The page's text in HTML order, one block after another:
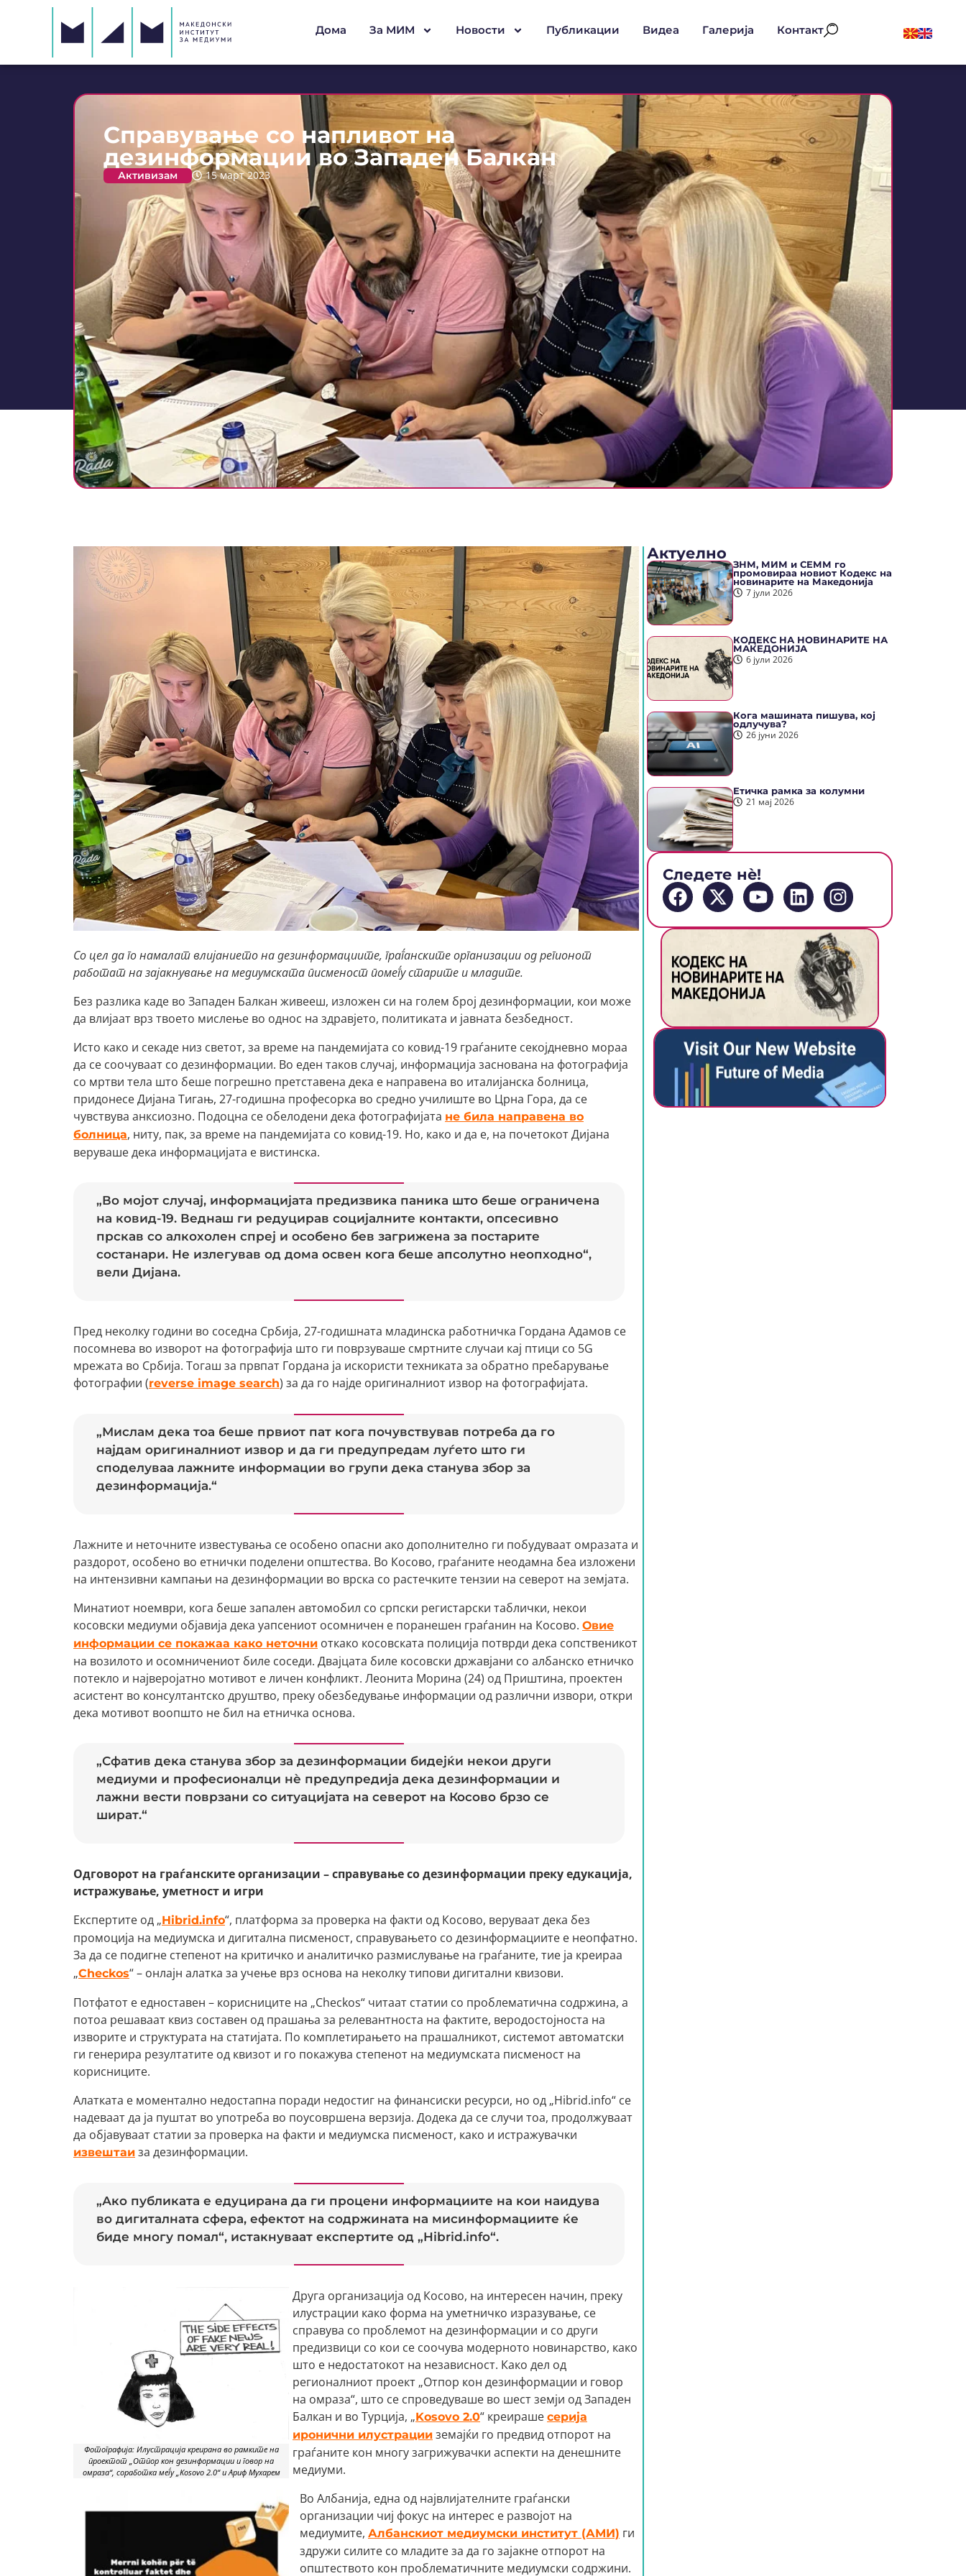
Дома За МИМ Новости Публикации Видеа Галерија Контакт
Справување со напливот на
дезинформации во Западен Балкан
Активизам 15 март 2023
Со цел да го намалат влијанието на дезинформациите, граѓанските организации од регионот
работат на зајакнување на медиумската писменост помеѓу старите и младите.
Без разлика каде во Западен Балкан живееш, изложен си на голем број дезинформации, кои може
да влијаат врз твоето мислење во однос на здравјето, политиката и јавната безбедност.
Исто како и секаде низ светот, за време на пандемијата со ковид-19 граѓаните секојдневно мораа
да се соочуваат со дезинформации. Во еден таков случај, информација заснована на фотографија
со мртви тела што беше погрешно претставена дека е направена во италијанска болница,
придонесе Дијана Тигањ, 27-годишна професорка во средно училиште во Црна Гора, да се
чувствува анксиозно. Подоцна се обелодени дека фотографијата не била направена во
болница, ниту, пак, за време на пандемијата со ковид-19. Но, како и да е, на почетокот Дијана
веруваше дека информацијата е вистинска.
„Во мојот случај, информацијата предизвика паника што беше ограничена
на ковид-19. Веднаш ги редуцирав социјалните контакти, опсесивно
прскав со алкохолен спреј и особено бев загрижена за постарите
состанари. Не излегував од дома освен кога беше апсолутно неопходно“,
вели Дијана.
Пред неколку години во соседна Србија, 27-годишната младинска работничка Гордана Адамов се
посомнева во изворот на фотографија што ги поврзуваше смртните случаи кај птици со 5G
мрежата во Србија. Тогаш за првпат Гордана ја искористи техниката за обратно пребарување
фотографии (reverse image search) за да го најде оригиналниот извор на фотографијата.
„Мислам дека тоа беше првиот пат кога почувствував потреба да го
најдам оригиналниот извор и да ги предупредам луѓето што ги
споделуваа лажните информации во групи дека станува збор за
дезинформација.“
Лажните и неточните известувања се особено опасни ако дополнително ги побудуваат омразата и
раздорот, особено во етнички поделени општества. Во Косово, граѓаните неодамна беа изложени
на интензивни кампањи на дезинформации во врска со растечките тензии на северот на земјата.
Минатиот ноември, кога беше запален автомобил со српски регистарски таблички, некои
косовски медиуми објавија дека уапсениот осомничен е поранешен граѓанин на Косово. Овие
информации се покажаа како неточни откако косовската полиција потврди дека сопственикот
на возилото и осомничениот биле соседи. Двајцата биле косовски државјани со албанско етничко
потекло и најверојатно мотивот е личен конфликт. Леонита Морина (24) од Приштина, проектен
асистент во консултантско друштво, преку обезбедување информации од различни извори, откри
дека мотивот воопшто не бил на етничка основа.
„Сфатив дека станува збор за дезинформации бидејќи некои други
медиуми и професионалци нè предупредија дека дезинформации и
лажни вести поврзани со ситуацијата на северот на Косово брзо се
шират.“
Одговорот на граѓанските организации – справување со дезинформации преку едукација,
истражување, уметност и игри
Експертите од „Hibrid.info“, платформа за проверка на факти од Косово, веруваат дека без
промоција на медиумска и дигитална писменост, справувањето со дезинформациите е неопфатно.
За да се подигне степенот на критичко и аналитичко размислување на граѓаните, тие ја креираа
„Checkos“ – онлајн алатка за учење врз основа на неколку типови дигитални квизови.
Потфатот е едноставен – корисниците на „Checkos“ читаат статии со проблематична содржина, а
потоа решаваат квиз составен од прашања за релевантноста на фактите, веродостојноста на
изворите и структурата на статијата. По комплетирањето на прашалникот, системот автоматски
ги генерира резултатите од квизот и го покажува степенот на медиумската писменост на
корисниците.
Алатката е моментално недостапна поради недостиг на финансиски ресурси, но од „Hibrid.info“ се
надеваат да ја пуштат во употреба во поусовршена верзија. Додека да се случи тоа, продолжуваат
да објавуваат статии за проверка на факти и медиумска писменост, како и истражувачки
извештаи за дезинформации.
„Ако публиката е едуцирана да ги процени информациите на кои наидува
во дигиталната сфера, ефектот на содржината на мисинформациите ќе
биде многу помал“, истакнуваат експертите од „Hibrid.info“.
Фотографија: Илустрација креирана во рамките на
проектот „Отпор кон дезинформации и говор на
омраза“, соработка меѓу „Kosovo 2.0“ и Ариф Мухарем
Друга организација од Косово, на интересен начин, преку
илустрации како форма на уметничко изразување, се
справува со проблемот на дезинформации и со други
предизвици со кои се соочува модерното новинарство, како
што е недостатокот на независност. Како дел од
регионалниот проект „Отпор кон дезинформации и говор
на омраза“, што се спроведуваше во шест земји од Западен
Балкан и во Турција, „Kosovo 2.0“ креираше серија
иронични илустрации земајќи го предвид отпорот на
граѓаните кон многу загрижувачки аспекти на денешните
медиуми.
Во Албанија, една од највлијателните граѓански
организации чиј фокус на интерес е развојот на
медиумите, Албанскиот медиумски институт (АМИ) ги
здружи силите со младите за да го зајакне отпорот на
општеството кон проблематичните медиумски содржини.
Актуелно
ЗНМ, МИМ и СЕММ го
промовираа новиот Кодекс на
новинарите на Македонија
7 јули 2026
КОДЕКС НА НОВИНАРИТЕ НА
МАКЕДОНИЈА
6 јули 2026
Кога машината пишува, кој
одлучува?
26 јуни 2026
Етичка рамка за колумни
21 мај 2026
Следете нè!